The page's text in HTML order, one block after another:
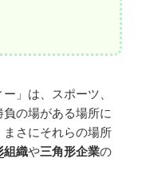
」は、スポーツ、
の場がある場所に
さにそれらの場所
組織や三角形企業の